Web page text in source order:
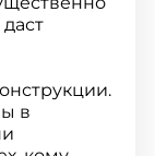
в